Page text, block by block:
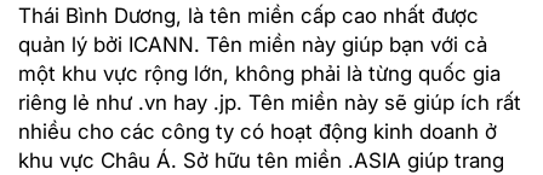
Thái Bình Dương, là tên miền cấp cao nhất được
quản lý bởi ICANN. Tên miền này giúp bạn với cả
một khu vực rộng lớn, không phải là từng quốc gia
riêng lẻ như .vn hay .jp. Tên miền này sẽ giúp ích rất
nhiều cho các công ty có hoạt động kinh doanh ở
khu vực Châu Á. Sở hữu tên miền .ASIA giúp trang